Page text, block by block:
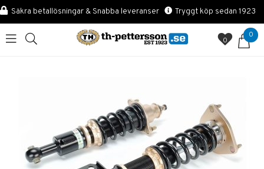
Säkra betallösningar & Snabba leveranser Tryggt köp sedan 1923
0
0